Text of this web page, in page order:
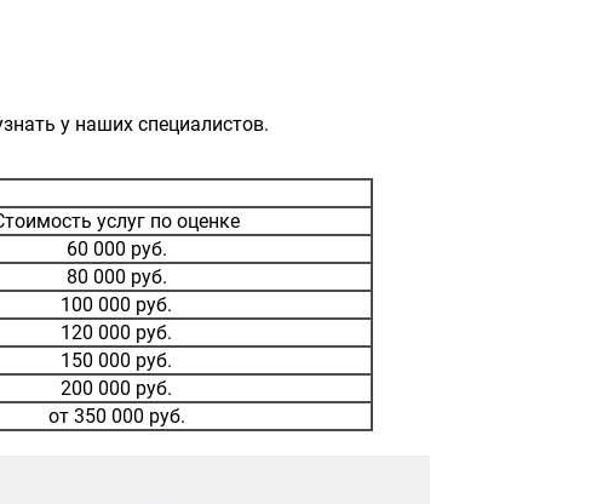
у наших специалистов.
услуг по оценке
60 000 руб.
80 000 руб.
100 000 руб.
120 000 руб.
150 000 руб.
200 000 руб.
от 350 000 руб.